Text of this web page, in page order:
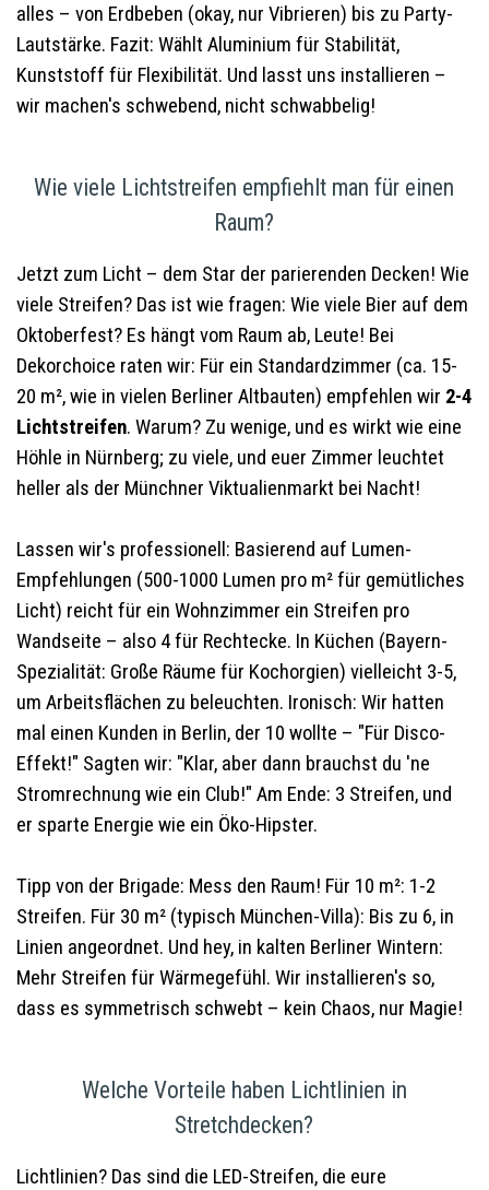
alles – von Erdbeben (okay, nur Vibrieren) bis zu Party-
Lautstärke. Fazit: Wählt Aluminium für Stabilität,
Kunststoff für Flexibilität. Und lasst uns installieren –
wir machen's schwebend, nicht schwabbelig!
Wie viele Lichtstreifen empfiehlt man für einen
Raum?
Jetzt zum Licht – dem Star der parierenden Decken! Wie
viele Streifen? Das ist wie fragen: Wie viele Bier auf dem
Oktoberfest? Es hängt vom Raum ab, Leute! Bei
Dekorchoice raten wir: Für ein Standardzimmer (ca. 15-
20 m², wie in vielen Berliner Altbauten) empfehlen wir 2-4
Lichtstreifen. Warum? Zu wenige, und es wirkt wie eine
Höhle in Nürnberg; zu viele, und euer Zimmer leuchtet
heller als der Münchner Viktualienmarkt bei Nacht!
Lassen wir's professionell: Basierend auf Lumen-
Empfehlungen (500-1000 Lumen pro m² für gemütliches
Licht) reicht für ein Wohnzimmer ein Streifen pro
Wandseite – also 4 für Rechtecke. In Küchen (Bayern-
Spezialität: Große Räume für Kochorgien) vielleicht 3-5,
um Arbeitsflächen zu beleuchten. Ironisch: Wir hatten
mal einen Kunden in Berlin, der 10 wollte – "Für Disco-
Effekt!" Sagten wir: "Klar, aber dann brauchst du 'ne
Stromrechnung wie ein Club!" Am Ende: 3 Streifen, und
er sparte Energie wie ein Öko-Hipster.
Tipp von der Brigade: Mess den Raum! Für 10 m²: 1-2
Streifen. Für 30 m² (typisch München-Villa): Bis zu 6, in
Linien angeordnet. Und hey, in kalten Berliner Wintern:
Mehr Streifen für Wärmegefühl. Wir installieren's so,
dass es symmetrisch schwebt – kein Chaos, nur Magie!
Welche Vorteile haben Lichtlinien in
Stretchdecken?
Lichtlinien? Das sind die LED-Streifen, die eure